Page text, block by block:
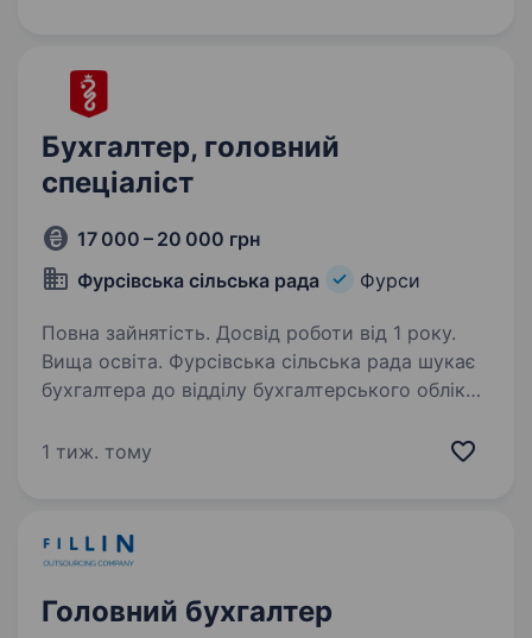
Бухгалтер, головний
спеціаліст
17 000 – 20 000 грн
Фурсівська сільська рада
Фурси
Повна зайнятість. Досвід роботи від 1 року.
Вища освіта. Фурсівська сільська рада шукає
бухгалтера до відділу бухгалтерського обліку
обліком, первинними документами, платежами
1 тиж. тому
Головний бухгалтер